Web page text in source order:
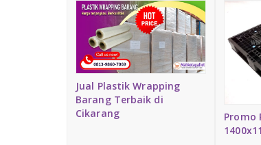
Jual Plastik Wrapping
Barang Terbaik di
Cikarang
Promo